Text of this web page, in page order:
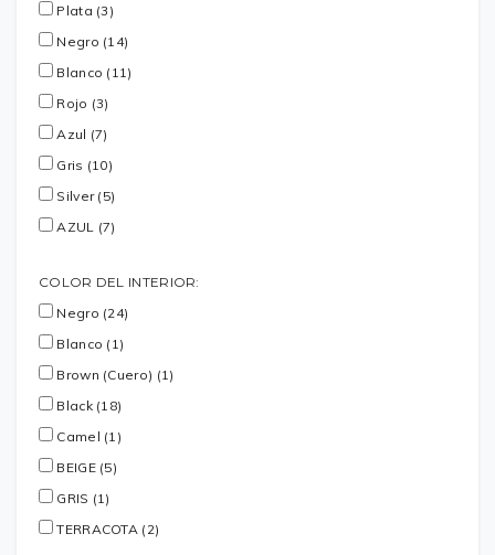
Plata (3)
Negro (14)
Blanco (11)
Rojo (3)
Azul (7)
Gris (10)
Silver (5)
AZUL (7)
COLOR DEL INTERIOR:
Negro (24)
Blanco (1)
Brown (Cuero) (1)
Black (18)
Camel (1)
BEIGE (5)
GRIS (1)
TERRACOTA (2)